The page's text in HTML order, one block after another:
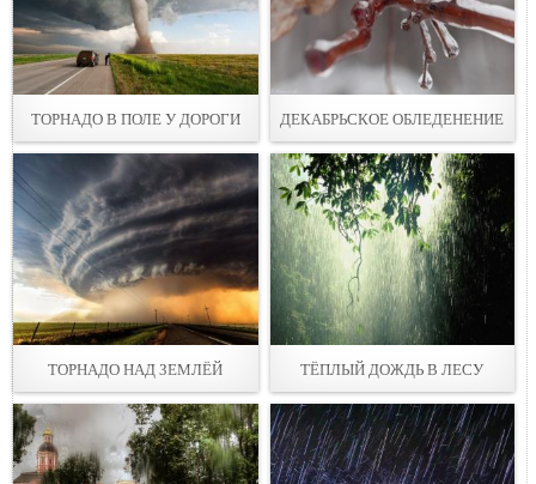
ТОРНАДО В ПОЛЕ У ДОРОГИ ДЕКАБРЬСКОЕ ОБЛЕДЕНЕНИЕ
ТОРНАДО НАД ЗЕМЛЁЙ ТЁПЛЫЙ ДОЖДЬ В ЛЕСУ